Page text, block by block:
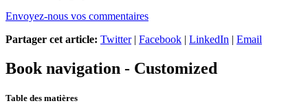
Envoyez-nous vos commentaires
Partager cet article: Twitter| Facebook | LinkedIn | Email
Book navigation - Customized
Table des matières